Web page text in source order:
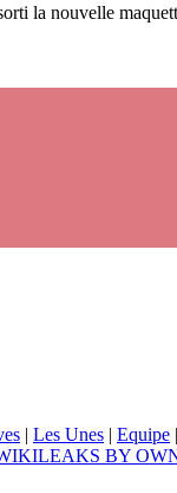
la nouvelle
Les Unes Equipe
BY